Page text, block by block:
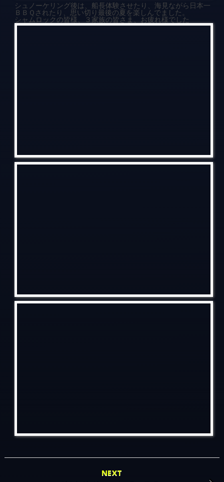
シュノーケリング後は、船長体験させたり、海見ながら日本一
ＢＢＱされたり、思い切り最後の夏を楽しんでました。
シャムロックの皆様、３家族の皆さま、お疲れ様でした
NEXT